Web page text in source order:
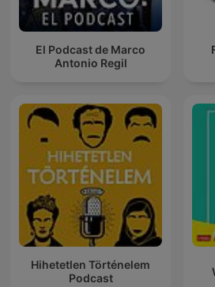
El Podcast de Marco
Antonio Regil
Hihetetlen Történelem
Podcast